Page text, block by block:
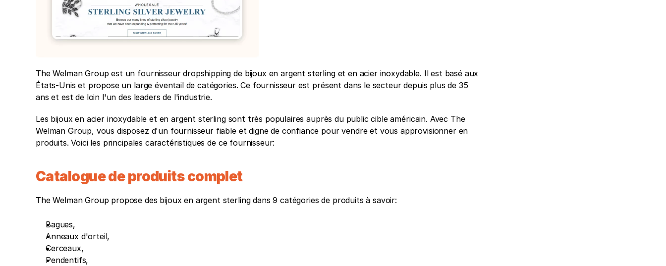
The Welman Group est un fournisseur dropshipping de bijoux en argent sterling et en acier inoxydable. Il est basé aux
États-Unis et propose un large éventail de catégories. Ce fournisseur est présent dans le secteur depuis plus de 35
ans et est de loin l'un des leaders de l'industrie.
Les bijoux en acier inoxydable et en argent sterling sont très populaires auprès du public cible américain. Avec The
Welman Group, vous disposez d'un fournisseur fiable et digne de confiance pour vendre et vous approvisionner en
produits. Voici les principales caractéristiques de ce fournisseur:
Catalogue de produits complet
The Welman Group propose des bijoux en argent sterling dans 9 catégories de produits à savoir:
Bagues,
Anneaux d'orteil,
Cerceaux,
Pendentifs,